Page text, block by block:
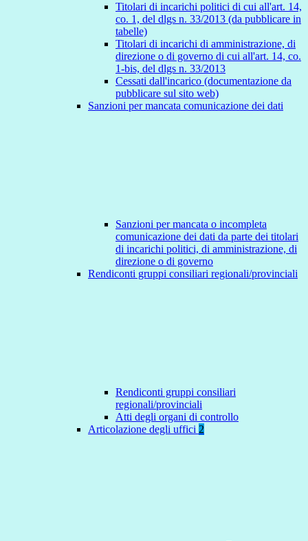
Titolari di incarichi politici di cui all'art. 14,
co. 1, del dlgs n. 33/2013 (da pubblicare in
tabelle)
Titolari di incarichi di amministrazione, di
direzione o di governo di cui all'art. 14, co.
1-bis, del dlgs n. 33/2013
Cessati dall'incarico (documentazione da
pubblicare sul sito web)
Sanzioni per mancata comunicazione dei dati
Sanzioni per mancata o incompleta
comunicazione dei dati da parte dei titolari
di incarichi politici, di amministrazione, di
direzione o di governo
Rendiconti gruppi consiliari regionali/provinciali
Rendiconti gruppi consiliari
regionali/provinciali
Atti degli organi di controllo
Articolazione degli uffici 2